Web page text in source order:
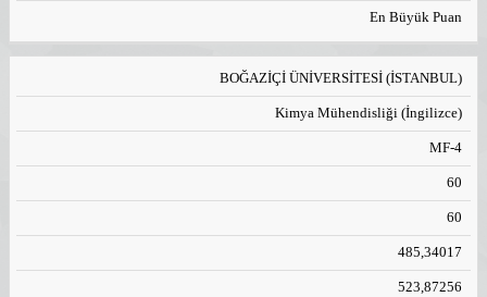
En Büyük Puan
BOĞAZİÇİ ÜNİVERSİTESİ (İSTANBUL)
Kimya Mühendisliği (İngilizce)
MF-4
60
60
485,34017
523,87256